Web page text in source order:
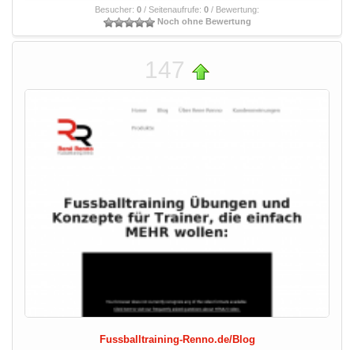
Besucher: 0 / Seitenaufrufe: 0 / Bewertung:
Noch ohne Bewertung
147
Fussballtraining-Renno.de/Blog